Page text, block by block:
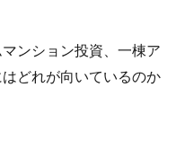
ンション投資、一棟ア
どれが向いているのか